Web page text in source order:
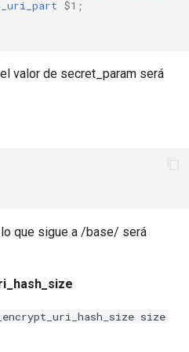
$1 ;
valor de secret_param será
que sigue a /base/ será
size